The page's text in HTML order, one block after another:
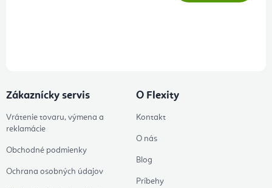
Zákaznícky servis
Vrátenie tovaru, výmena a
reklamácie
Obchodné podmienky
Ochrana osobných údajov
O Flexity
Kontakt
O nás
Blog
Príbehy